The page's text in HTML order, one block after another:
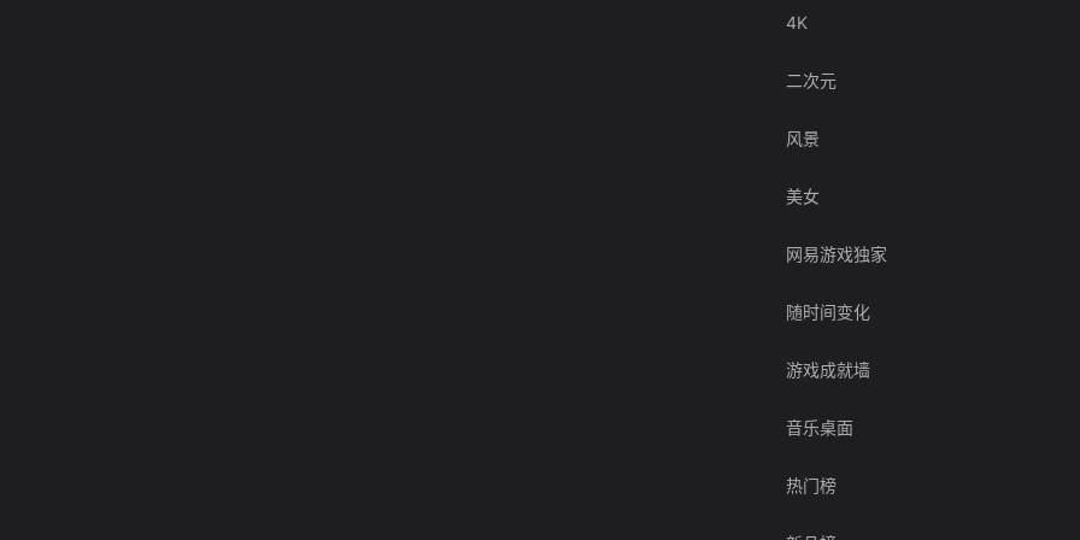
4K
二次元
风景
美女
网易游戏独家
随时间变化
游戏成就墙
音乐桌面
热门榜